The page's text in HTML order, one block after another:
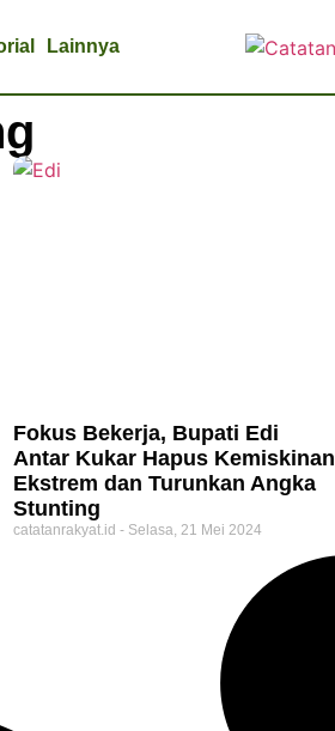
Lainnya
Fokus Bekerja, Bupati Edi
Antar Kukar Hapus Kemiskinan
Ekstrem dan Turunkan Angka
Stunting
catatanrakyat.id Selasa, 21 Mei 2024